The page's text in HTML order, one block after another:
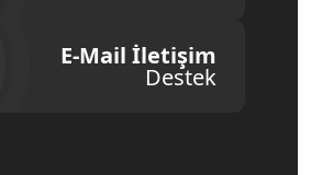
E-Mail İletişim
Destek